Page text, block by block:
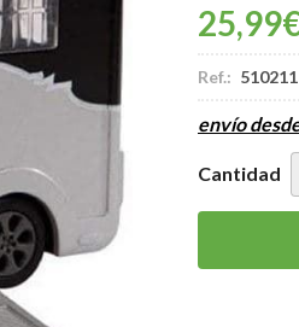
25,99
Ref.: 510211
envío
Cantidad